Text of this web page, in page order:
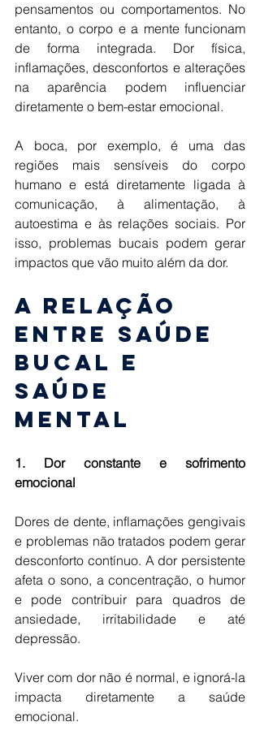
pensamentos ou comportamentos. No
entanto, o corpo e a mente funcionam
de forma integrada. Dor física,
inflamações, desconfortos e alterações
na aparência podem influenciar
diretamente o bem-estar emocional.
A boca, por exemplo, é uma das
regiões mais sensíveis do corpo
humano e está diretamente ligada à
comunicação, à alimentação, à
autoestima e às relações sociais. Por
isso, problemas bucais podem gerar
impactos que vão muito além da dor.
A relação
entre saúde
bucal e
saúde
mental
1. Dor constante e sofrimento
emocional
Dores de dente, inflamações gengivais
e problemas não tratados podem gerar
desconforto contínuo. A dor persistente
afeta o sono, a concentração, o humor
e pode contribuir para quadros de
ansiedade, irritabilidade e até
depressão.
Viver com dor não é normal, e ignorá-la
impacta diretamente a saúde
emocional.